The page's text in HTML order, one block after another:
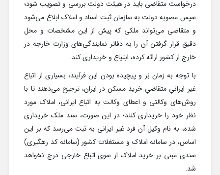
درخواست متقاضی باید در هیئت دولت بررسی و تصویب شود؛
سپس مصوبه دولت به سازمان ثبت اسناد و املاک ابلاغ می‌شود
و متقاضی می‌تواند ملکی که پیش از این مشخصات و محل
دقیق قرار گرفتن آن را به دفاتر نمایندگی‌های وزارت خارجه در
خارج از کشور ارائه کرده، ابتیاع و خریداری کند.
با توجه به زمان بَر و پیچیده بودن این فرآیند، بسیاری از اتباع
غیر ایرانیِ متقاضیِ خرید مسکن در ایران، ترجیح می‌دهند تا با
روش‌های وکالتی و اعطای وکالت به اتباع ایرانی، املاک مورد
نظر خود را خریداری کنند؛ در این صورت، سند ملک خریداری
شده، به نام وکیل آن فرد غیر ایرانی به ثبت می‌رسد که بر این
اساس، در سامانه املاک و مستغلات کشور (سامانه کد رهگیری)
سندی مبنی بر خرید املاک از سوی اتباع خارجی درج نخواهد
شد.